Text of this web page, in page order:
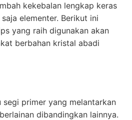
kekebalan lengkap keras
elementer. Berikut ini
yang raih digunakan akan
berbahan kristal abadi
segi primer yang melantarkan
dibandingkan lainnya.